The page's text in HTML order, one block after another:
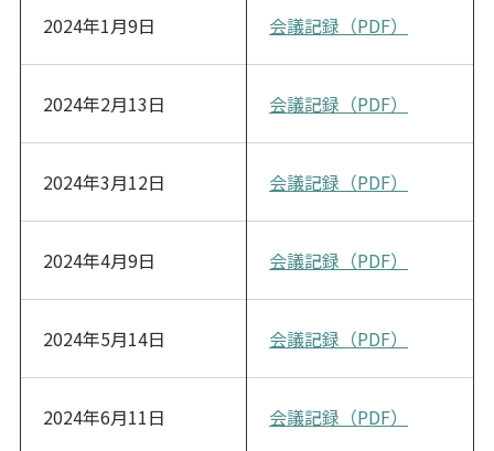
2024年1月9日 会議記録（PDF）
2024年2月13日 会議記録（PDF）
2024年3月12日 会議記録（PDF）
2024年4月9日 会議記録（PDF）
2024年5月14日 会議記録（PDF）
2024年6月11日 会議記録（PDF）